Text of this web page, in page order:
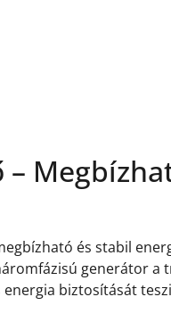
és stabil
generátor a
biztosítását